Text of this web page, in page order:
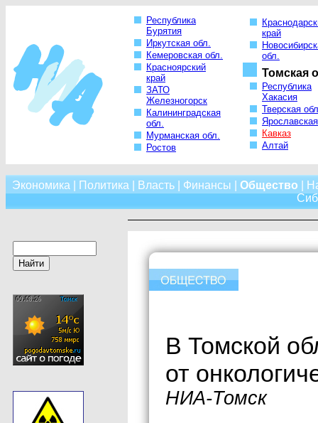
Республика
Бурятия
Иркутская обл.
Кемеровская обл.
Красноярский
край
ЗАТО
Железногорск
Калининградская
обл.
Мурманская обл.
Ростов
край
обл.
Томская
Республика
Хакасия
Тверская
Кавказ
Алтай
Экономика Политика Власть| Финансы Общество
В Томской
от
НИА-Томск